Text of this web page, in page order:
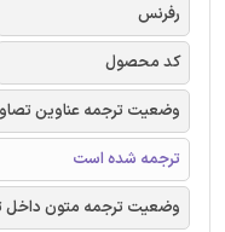
رفرنس
کد محصول
وضعیت ترجمه عناوین
ترجمه شده است
وضعیت ترجمه متون داخل